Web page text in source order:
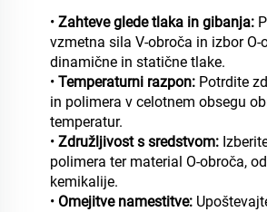
• Zahteve glede tlaka in gibanja:
vzmetna sila V-obroča in izbor O-
dinamične in statične tlake.
• Temperaturni razpon: Potrdite
in polimera v celotnem obsegu
temperatur.
• Združljivost s sredstvom:
polimera ter material O-obroča,
kemikalije.
• Omejitve namestitve: